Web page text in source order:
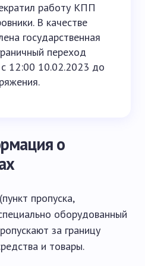
работу КПП
В качестве
государственная
переход
12:00 10.02.2023 до
о
пропуска,
оборудованный
за границу
и товары.